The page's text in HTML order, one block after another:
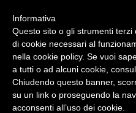
Umberto Veronesi
Informativa
Questo sito o gli strumenti
di cookie necessari al
nella cookie policy. Se vuoi
a tutti o ad alcuni cookie,
Chiudendo questo banner,
su un link o proseguendo la
acconsenti all’uso dei cookie.